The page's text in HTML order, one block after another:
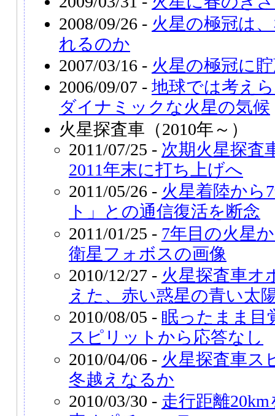
2008/09/26 - 火星の極冠は
れるのか
2007/03/16 - 火星の極冠に
2006/09/07 - 地球では考え
ダイナミックな火星の気候
火星探査車（2010年～）
2011/07/25 - 次期火星探
2011年末に打ち上げへ
2011/05/26 - 火星着陸から
ト」との通信復活を断念
2011/01/25 - 7年目の火星
衛星フォボスの画像
2010/12/27 - 火星探査車オ
えた、赤い惑星の青い太
2010/08/05 - 眠ったまま目
スピリットから応答なし
2010/04/06 - 火星探査車ス
冬越えなるか
2010/03/30 - 走行距離